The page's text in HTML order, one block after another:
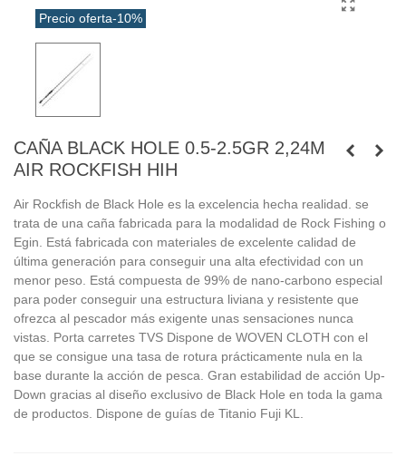
Precio oferta-10%
CAÑA BLACK HOLE 0.5-2.5GR 2,24M
AIR ROCKFISH HIH
Air Rockfish de Black Hole es la excelencia hecha realidad. se
trata de una caña fabricada para la modalidad de Rock Fishing o
Egin. Está fabricada con materiales de excelente calidad de
última generación para conseguir una alta efectividad con un
menor peso. Está compuesta de 99% de nano-carbono especial
para poder conseguir una estructura liviana y resistente que
ofrezca al pescador más exigente unas sensaciones nunca
vistas. Porta carretes TVS Dispone de WOVEN CLOTH con el
que se consigue una tasa de rotura prácticamente nula en la
base durante la acción de pesca. Gran estabilidad de acción Up-
Down gracias al diseño exclusivo de Black Hole en toda la gama
de productos. Dispone de guías de Titanio Fuji KL.